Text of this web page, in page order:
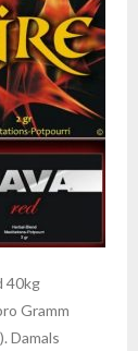
40kg
Gramm
). Damals